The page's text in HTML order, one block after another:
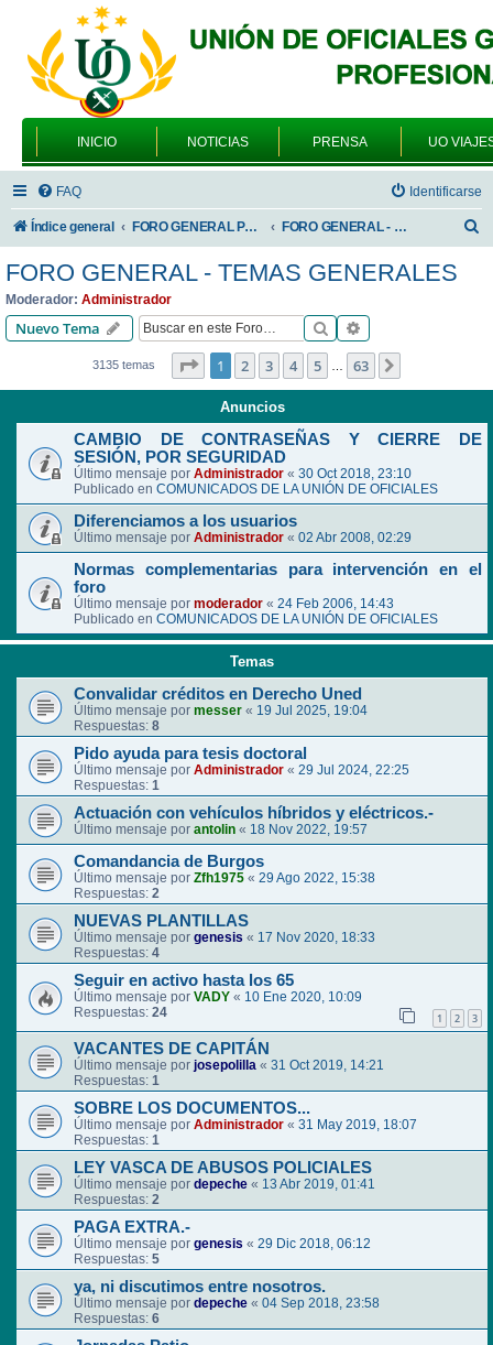
INICIO NOTICIAS PRENSA UO
FAQ Identificarse
Índice general FORO GENERAL PARA TODOS LOS USUARIOS FORO GENERAL - TEMAS GENERALES
FORO GENERAL - TEMAS GENERALES
Moderador: Administrador
Nuevo Tema Buscar
3135 temas Página de 63
1 2 3 4 5 … 63
Anuncios
CAMBIO DE CONTRASEÑAS Y CIERRE DE
SESIÓN, POR SEGURIDAD
Último mensaje por Administrador « 30 Oct 2018, 23:10
Publicado en COMUNICADOS DE LA UNIÓN DE OFICIALES
Diferenciamos a los usuarios
Último mensaje por Administrador « 02 Abr 2008, 02:29
Normas complementarias para intervención en el
foro
Último mensaje por moderador « 24 Feb 2006, 14:43
Publicado en COMUNICADOS DE LA UNIÓN DE OFICIALES
Temas
Convalidar créditos en Derecho Uned
Último mensaje por messer « 19 Jul 2025, 19:04
Respuestas: 8
Pido ayuda para tesis doctoral
Último mensaje por Administrador « 29 Jul 2024, 22:25
Respuestas: 1
Actuación con vehículos híbridos y eléctricos.-
Último mensaje por antolin « 18 Nov 2022, 19:57
Comandancia de Burgos
Último mensaje por Zfh1975 « 29 Ago 2022, 15:38
Respuestas: 2
NUEVAS PLANTILLAS
Último mensaje por genesis « 17 Nov 2020, 18:33
Respuestas: 4
Seguir en activo hasta los 65
Último mensaje por VADY « 10 Ene 2020, 10:09
Respuestas: 24 1 2 3
VACANTES DE CAPITÁN
Último mensaje por josepolilla « 31 Oct 2019, 14:21
Respuestas: 1
SOBRE LOS DOCUMENTOS...
Último mensaje por Administrador « 31 May 2019, 18:07
Respuestas: 1
LEY VASCA DE ABUSOS POLICIALES
Último mensaje por depeche « 13 Abr 2019, 01:41
Respuestas: 2
PAGA EXTRA.-
Último mensaje por genesis « 29 Dic 2018, 06:12
Respuestas: 5
ya, ni discutimos entre nosotros.
Último mensaje por depeche « 04 Sep 2018, 23:58
Respuestas: 6